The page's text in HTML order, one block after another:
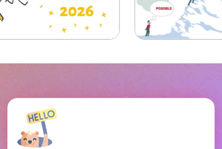
FX158 ecard voeux originale
solidarite
# Vidéos Premium #
vœux dessinés audace
Optimum
ST47 carte